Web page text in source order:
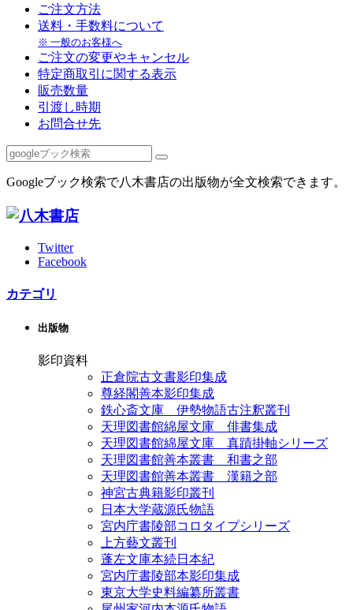
ご注文方法
送料・手数料について
※ 一般のお客様へ
ご注文の変更やキャンセル
特定商取引に関する表示
販売数量
引渡し時期
お問合せ先
Googleブック検索で八木書店の出版物が全文検索できます。
Twitter
Facebook
カテゴリ
出版物
影印資料
正倉院古文書影印集成
尊経閣善本影印集成
鉄心斎文庫 伊勢物語古注釈叢刊
天理図書館綿屋文庫 俳書集成
天理図書館綿屋文庫 真蹟掛軸シリーズ
天理図書館善本叢書 和書之部
天理図書館善本叢書 漢籍之部
神宮古典籍影印叢刊
日本大学蔵源氏物語
宮内庁書陵部コロタイプシリーズ
上方藝文叢刊
蓬左文庫本続日本紀
宮内庁書陵部本影印集成
東京大学史料編纂所叢書